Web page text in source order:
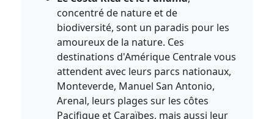
concentré de nature et de
biodiversité, sont un paradis pour les
amoureux de la nature. Ces
destinations d'Amérique Centrale vous
attendent avec leurs parcs nationaux,
Monteverde, Manuel San Antonio,
Arenal, leurs plages sur les côtes
Pacifique et Caraïbes, mais aussi leur